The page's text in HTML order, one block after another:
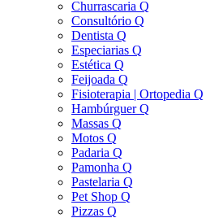
Churrascaria Q
Consultório Q
Dentista Q
Especiarias Q
Estética Q
Feijoada Q
Fisioterapia | Ortopedia Q
Hambúrguer Q
Massas Q
Motos Q
Padaria Q
Pamonha Q
Pastelaria Q
Pet Shop Q
Pizzas Q